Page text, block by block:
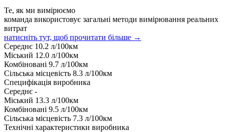
Те, як ми вимірюємо
команда використовує загальні методи вимірювання реальних
витрат
натисніть тут, щоб прочитати більше →
Середнє 10.2 л/100км
Міський 12.0 л/100км
Комбіновані 9.7 л/100км
Сільська місцевість 8.3 л/100км
Специфікація виробника
Середнє -
Міський 13.3 л/100км
Комбіновані 9.5 л/100км
Сільська місцевість 7.3 л/100км
Технічні характеристики виробника